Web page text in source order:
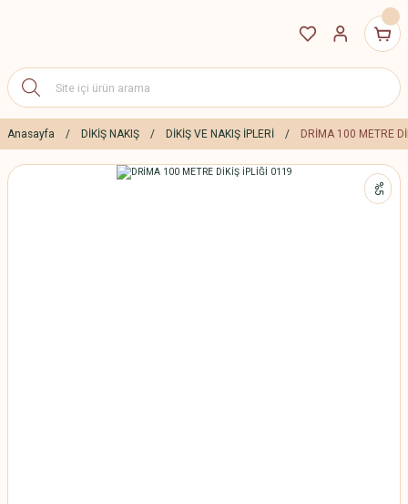
Anasayfa DİKİŞ NAKIŞ DİKİŞ VE NAKIŞ İPLERİ DRİMA 100 METRE
%5